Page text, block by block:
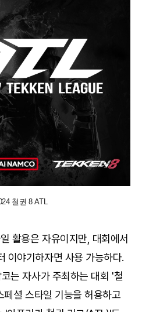
철권 8 ATL
활용은 자유이지만, 대회에서
이야기하자면 사용 가능하다.
는 자사가 주최하는 대회 '철
셜 스타일 기능을 허용하고